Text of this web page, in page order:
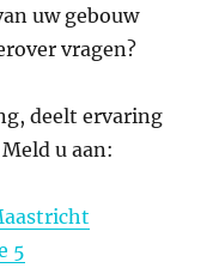
uw gebouw
vragen?
deelt ervaring
u aan:
5